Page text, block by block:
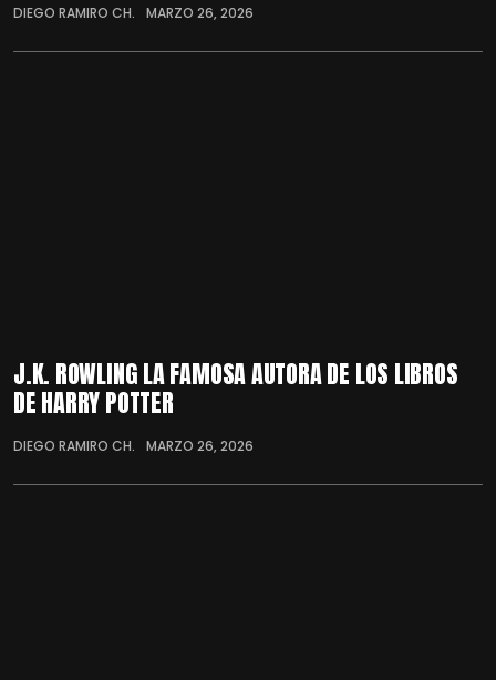
DIEGO RAMIRO CH. MARZO 26, 2026
J.K. ROWLING LA FAMOSA AUTORA DE LOS LIBROS
DE HARRY POTTER
DIEGO RAMIRO CH. MARZO 26, 2026